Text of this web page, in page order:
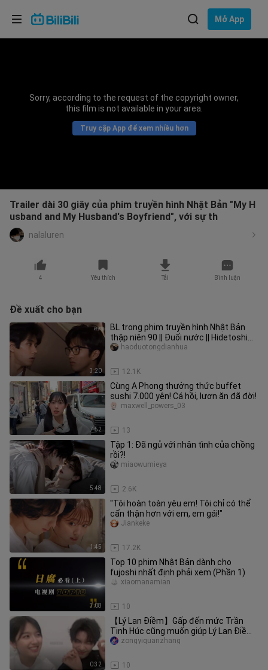
Mở App
Sorry, according to the request of the copyright owner,
this film is not available in your area.
Truy cập App để xem nhiều hơn
Trailer dài 30 giây của phim truyền hình Nhật Bản "My H
usband and My Husband's Boyfriend", với sự th
nalaluren
4 Yêu thích Tải Bình luận
Đề xuất cho bạn
3:20
BL trong phim truyền hình Nhật Bản
thập niên 90 || Đuối nước || Hidetoshi
Nishijima
12.1K
haoduotongdianhua
7:52
Cùng A Phong thưởng thức buffet
sushi 7.000 yên! Cá hồi, lươn ăn đã đời!
13
maxwell_powers_03
5:48
Tập 1: Đã ngủ với nhân tình của chồng
rồi?!
2.6K
miaowumieya
1:45
"Tôi hoàn toàn yêu em! Tôi chỉ có thể
cẩn thận hơn với em, em gái!"
17.2K
Jiankeke
3:08
Top 10 phim Nhật Bản dành cho
fujoshi nhất định phải xem (Phần 1)
10
xiaomanamian
0:32
【Lý Lan Điềm】Gấp đến mức Trần
Tinh Húc cũng muốn giúp Lý Lan Điềm
gắp hộ vài miếng luôn rồi
10
zongyiquanzhang
Lựa chọn ngôn ngữ
Bahasa Indonesia